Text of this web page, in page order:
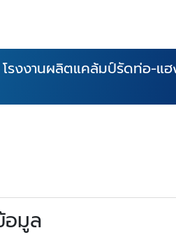
โรงงานผลิตแคล้มป์รัดท่อ-แ
มูล